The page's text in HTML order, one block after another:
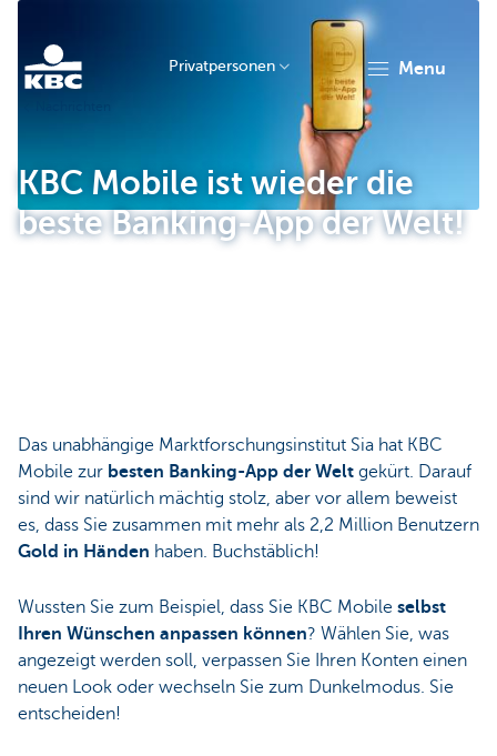
Privatpersonen menu
KBC Mobile ist wieder die
beste Banking-App der Welt!
Das unabhängige Marktforschungsinstitut Sia hat KBC
Mobile zur besten Banking-App der Welt gekürt. Darauf
sind wir natürlich mächtig stolz, aber vor allem beweist
es, dass Sie zusammen mit mehr als 2,2 Million Benutzern
Gold in Händen haben. Buchstäblich!
Wussten Sie zum Beispiel, dass Sie KBC Mobile selbst
Ihren Wünschen anpassen können? Wählen Sie, was
angezeigt werden soll, verpassen Sie Ihren Konten einen
neuen Look oder wechseln Sie zum Dunkelmodus. Sie
entscheiden!